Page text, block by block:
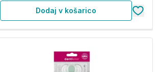
Dodaj v košarico